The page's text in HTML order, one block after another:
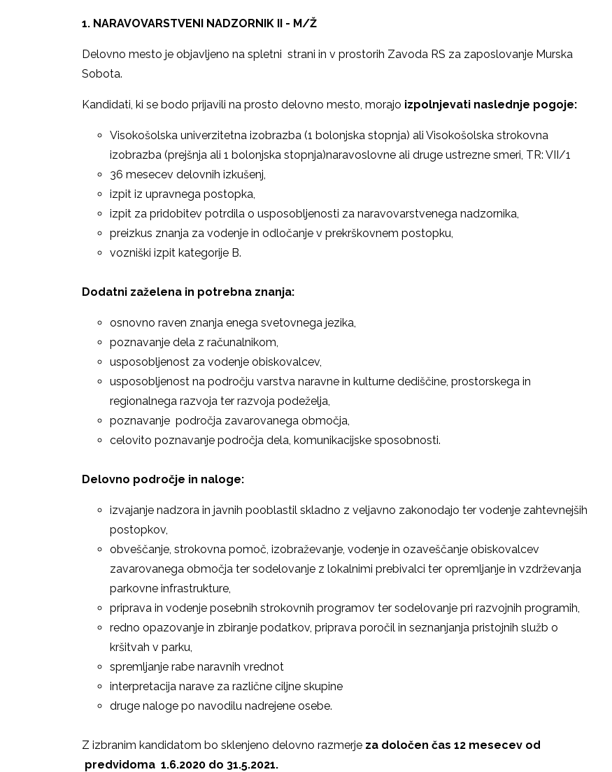
1. NARAVOVARSTVENI NADZORNIK II - M/Ž
Delovno mesto je objavljeno na spletni strani in v prostorih Zavoda RS za zaposlovanje Murska
Sobota.
Kandidati, ki se bodo prijavili na prosto delovno mesto, morajo izpolnjevati naslednje pogoje:
Visokošolska univerzitetna izobrazba (1 bolonjska stopnja) ali Visokošolska strokovna
izobrazba (prejšnja ali 1 bolonjska stopnja)naravoslovne ali druge ustrezne smeri, TR: VII/1
36 mesecev delovnih izkušenj,
izpit iz upravnega postopka,
izpit za pridobitev potrdila o usposobljenosti za naravovarstvenega nadzornika,
preizkus znanja za vodenje in odločanje v prekrškovnem postopku,
vozniški izpit kategorije B.
Dodatni zaželena in potrebna znanja:
osnovno raven znanja enega svetovnega jezika,
poznavanje dela z računalnikom,
usposobljenost za vodenje obiskovalcev,
usposobljenost na področju varstva naravne in kulturne dediščine, prostorskega in
regionalnega razvoja ter razvoja podeželja,
poznavanje področja zavarovanega območja,
celovito poznavanje področja dela, komunikacijske sposobnosti.
Delovno področje in naloge:
izvajanje nadzora in javnih pooblastil skladno z veljavno zakonodajo ter vodenje zahtevnejših
postopkov,
obveščanje, strokovna pomoč, izobraževanje, vodenje in ozaveščanje obiskovalcev
zavarovanega območja ter sodelovanje z lokalnimi prebivalci ter opremljanje in vzdrževanja
parkovne infrastrukture,
priprava in vodenje posebnih strokovnih programov ter sodelovanje pri razvojnih programih,
redno opazovanje in zbiranje podatkov, priprava poročil in seznanjanja pristojnih služb o
kršitvah v parku,
spremljanje rabe naravnih vrednot
interpretacija narave za različne ciljne skupine
druge naloge po navodilu nadrejene osebe.
Z izbranim kandidatom bo sklenjeno delovno razmerje za določen čas 12 mesecev od
predvidoma 1.6.2020 do 31.5.2021.